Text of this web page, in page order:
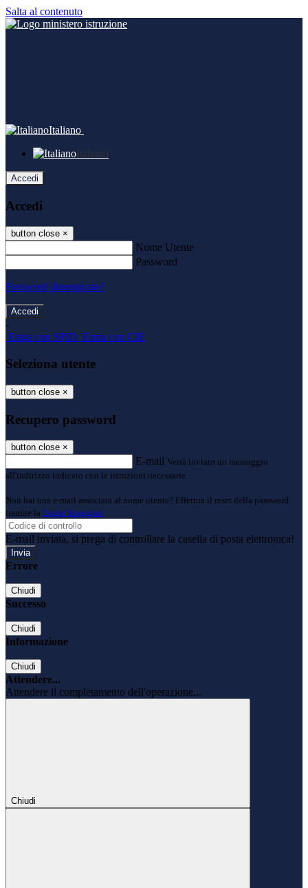
Salta al contenuto
Italiano
Italiano
Accedi
Accedi
button close ×
Nome Utente
Password
Password dimenticata?
-
Entra con SPID Entra con CIE
Seleziona utente
button close ×
Recupero password
button close ×
E-mail Verrà inviato un messaggio
all'indirizzo indicato con le istruzioni necessarie.
Non hai una e-mail associata al nome utente? Effettua il reset della password
tramite la Login Spaggiari
E-mail inviata, si prega di controllare la casella di posta elettronica!
Errore
Chiudi
Successo
Chiudi
Informazione
Chiudi
Attendere...
Attendere il completamento dell'operazione...
Chiudi